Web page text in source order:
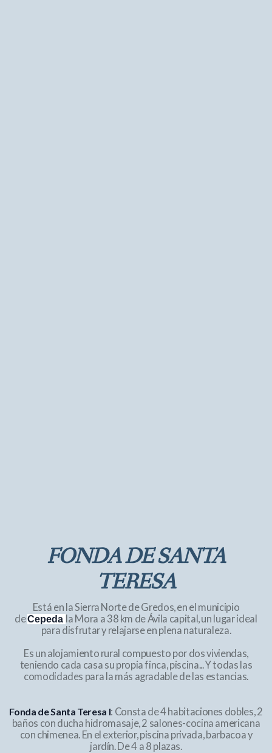
FONDA DE SANTA
TERESA
Está en la Sierra Norte de Gredos, en el municipio
deCepeda la Mora a 38 km de Ávila capital, un lugar ideal
para disfrutar y relajarse en plena naturaleza.
Es un alojamiento rural compuesto por dos viviendas,
teniendo cada casa su propia finca, piscina... Y todas las
comodidades para la más agradable de las estancias.
Fonda de Santa Teresa I: Consta de 4 habitaciones dobles, 2
baños con ducha hidromasaje, 2 salones-cocina americana
con chimenea. En el exterior, piscina privada, barbacoa y
jardín. De 4 a 8 plazas.